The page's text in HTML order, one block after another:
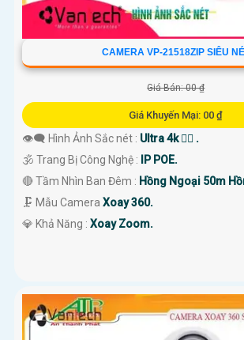
CAMERA VP-21518ZIP SIÊU
Giá Bán: 00 ₫
Giá Khuyến Mại: 00 ₫
👁️‍🗨 Hình Ảnh Sắc nét : Ultra 4k 👍🏾 .
🕉️ Trang Bị Công Nghệ :
IP POE.
🔴 Tầm Nhìn Ban Đêm : Hồng Ngoại 50m
🗜️ Mẫu Camera Xoay 360.
️💎 Khả Năng : Xoay Zoom.